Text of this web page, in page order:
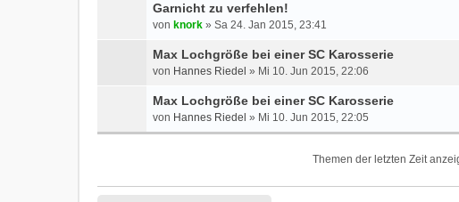
Garnicht zu verfehlen!
von knork » Sa 24. Jan 2015, 23:41
Max Lochgröße bei einer SC Karosserie
von Hannes Riedel » Mi 10. Jun 2015, 22:06
Max Lochgröße bei einer SC Karosserie
von Hannes Riedel » Mi 10. Jun 2015, 22:05
Themen der letzten Zeit